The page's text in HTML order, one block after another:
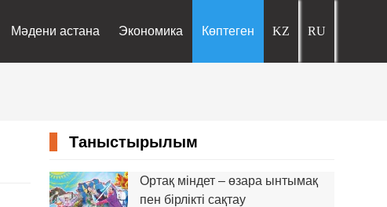
Мәдени астана Экономика Көптеген
Таныстырылым
Ортақ міндет – өзара ынтымақ
пен бірлікті сақтау